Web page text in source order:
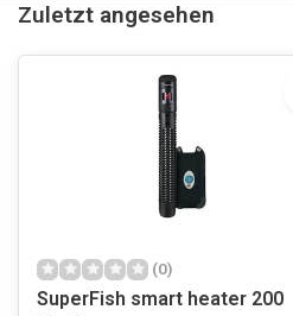
Zuletzt angesehen
(0)
SuperFish smart heater 200